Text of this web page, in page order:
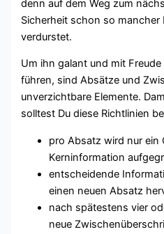
denn auf dem Weg zum
Sicherheit schon so mancher
verdurstet.
Um ihn galant und mit
führen, sind Absätze und
unverzichtbare Elemente.
solltest Du diese Richtlinien
pro Absatz wird nur ein
Kerninformation
entscheidende
einen neuen Absatz
nach spätestens vier
neue